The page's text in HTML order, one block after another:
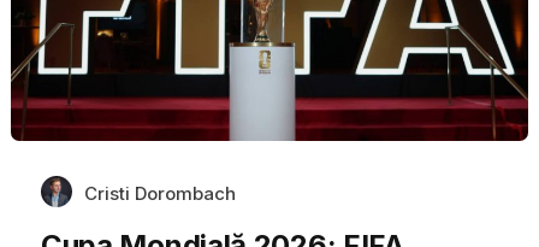
Cristi Dorombach